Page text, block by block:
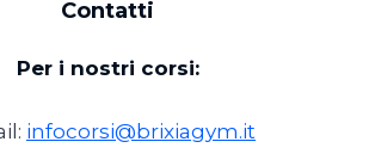
Contatti
Per i nostri corsi:
infocorsi@brixiagym.it